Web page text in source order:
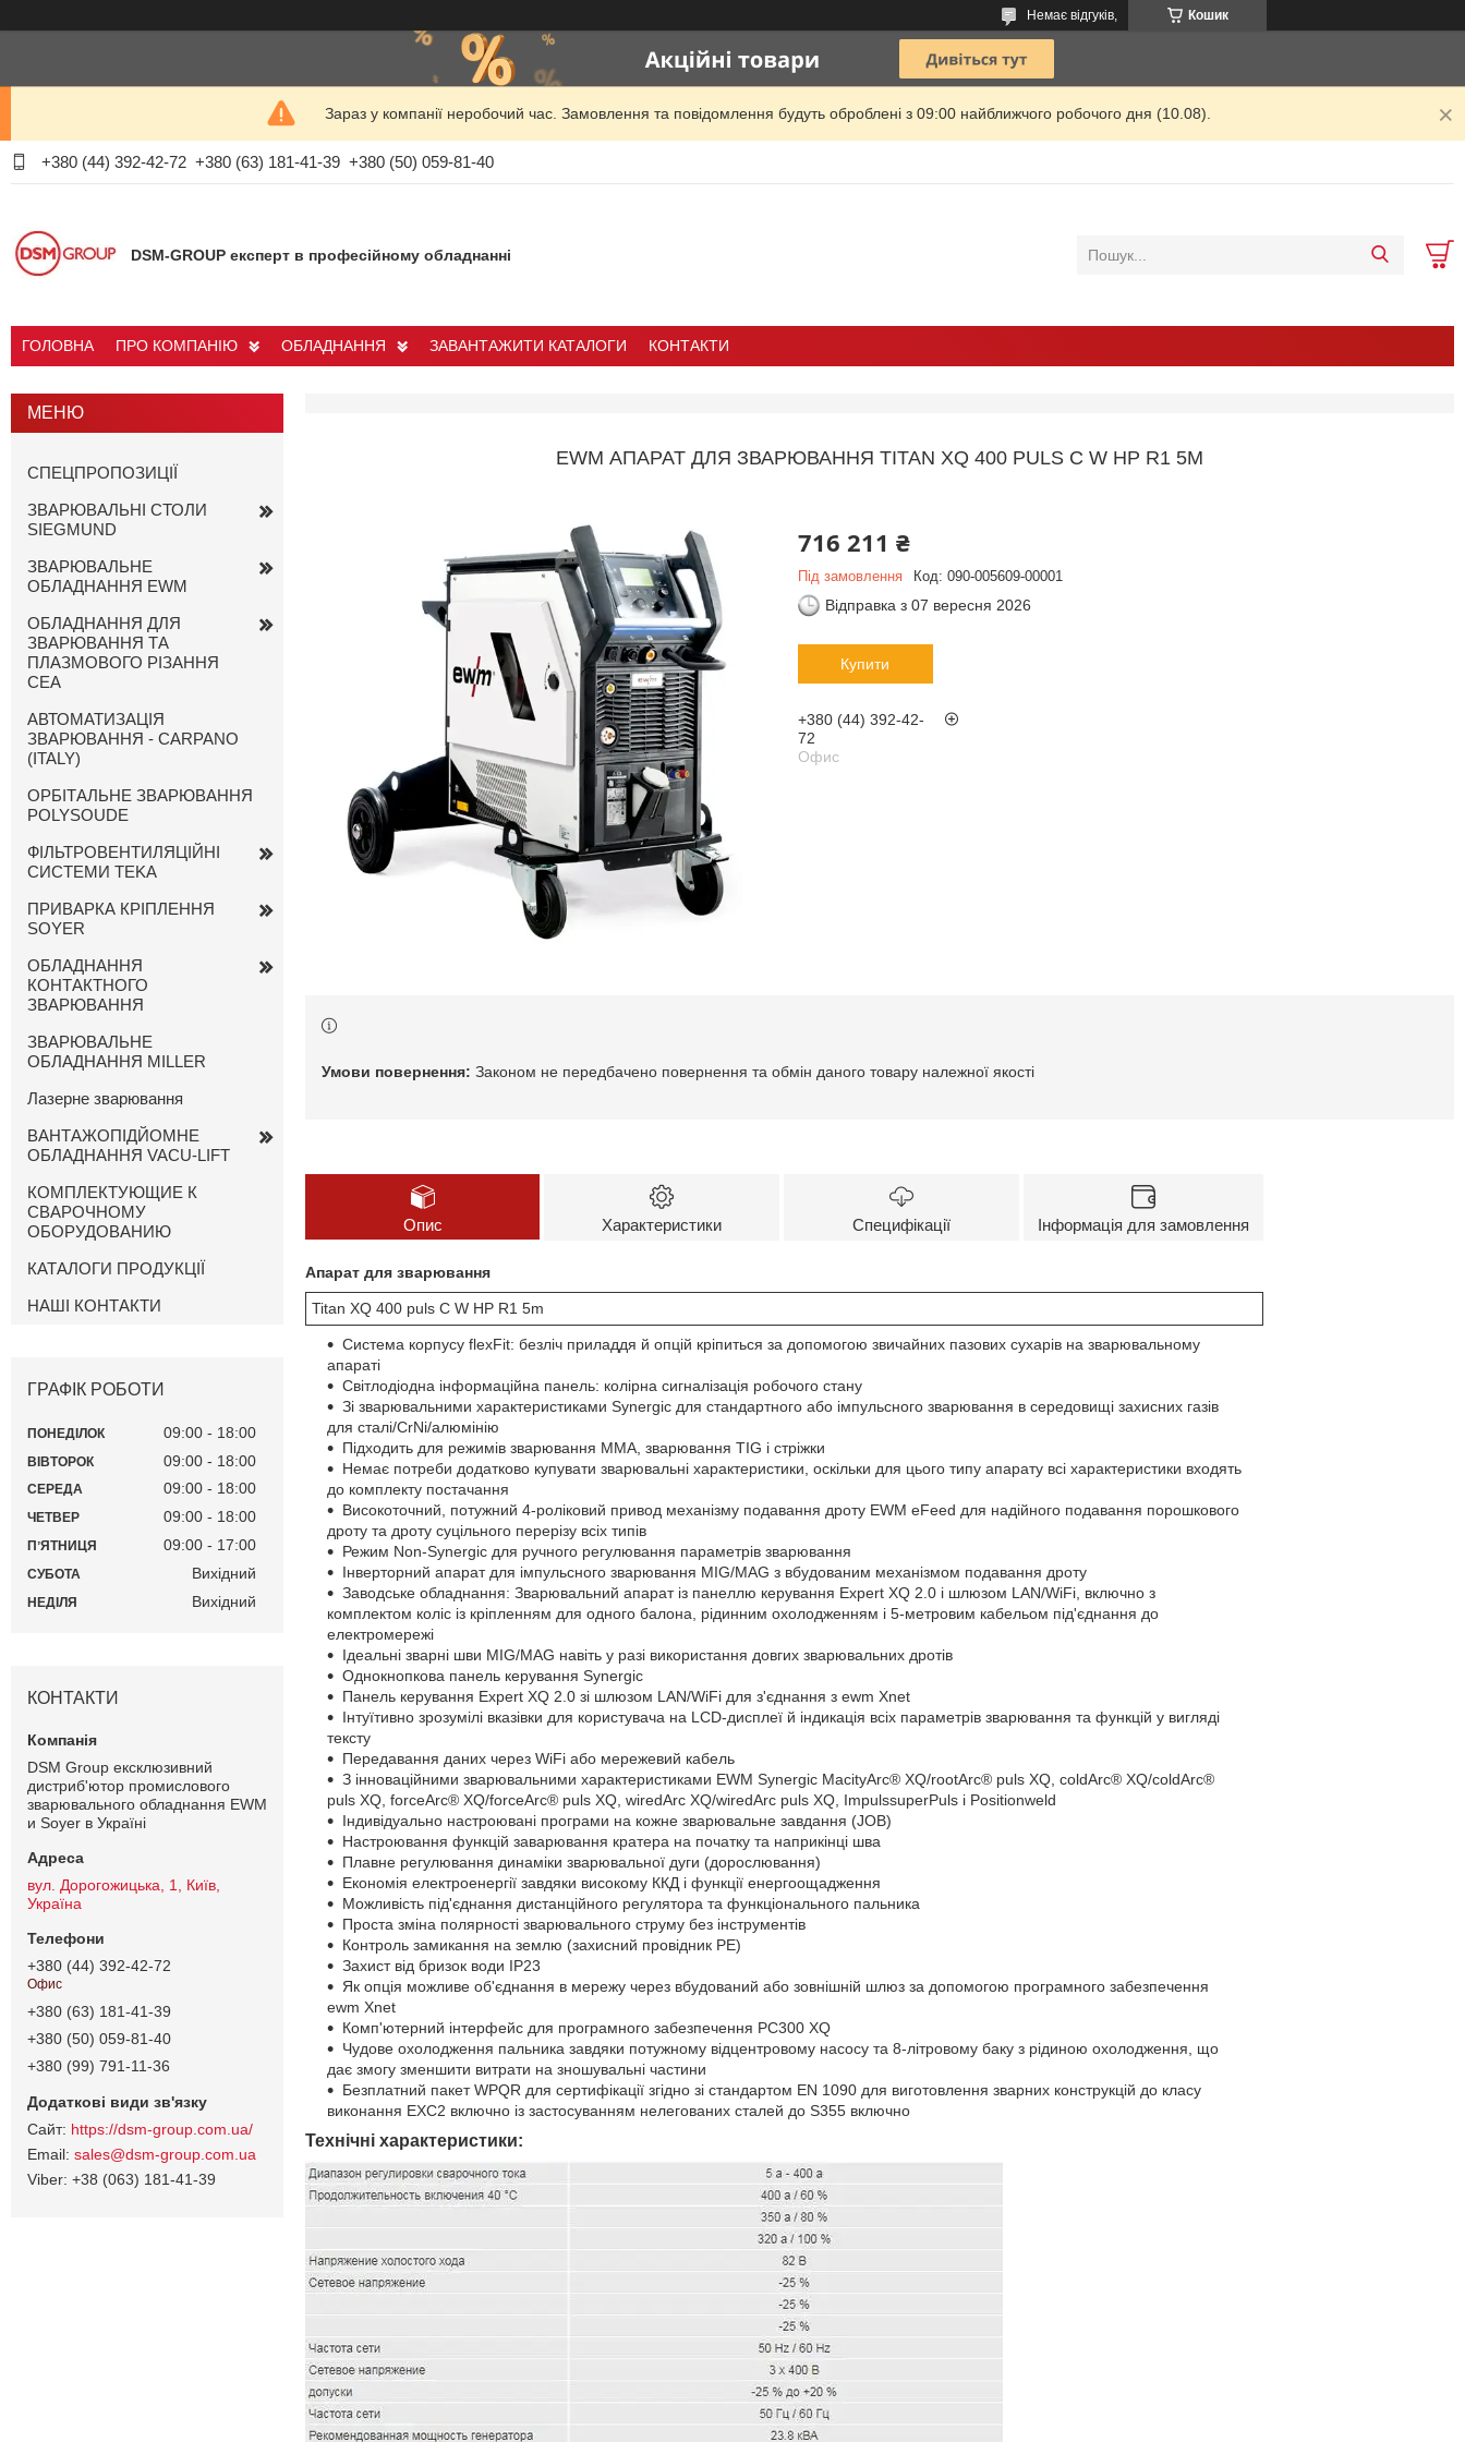
Кошик
Немає відгуків,
Зараз у компанії неробочий час. Замовлення та повідомлення будуть оброблені з 09:00 найближчого робочого дня (10.08).
+380 (44) 392-42-72 +380 (63) 181-41-39 +380 (50) 059-81-40
DSM-GROUP експерт в професійному обладнанні
ГОЛОВНА ПРО КОМПАНІЮ ОБЛАДНАННЯ ЗАВАНТАЖИТИ КАТАЛОГИ КОНТАКТИ
EWM АПАРАТ ДЛЯ ЗВАРЮВАННЯ TITAN XQ 400 PULS C W HP R1 5M
716 211 ₴
Під замовлення Код: 090-005609-00001
Відправка з 07 вересня 2026
Купити
+380 (44) 392-42-
72
Офис
Законом не передбачено повернення та обмін даного товару належної якості
Опис Характеристики Специфікації Інформація для замовлення
Апарат для зварювання
Titan XQ 400 puls C W HP R1 5m
Система корпусу flexFit: безліч приладдя й опцій кріпиться за допомогою звичайних пазових сухарів на зварювальному
апараті
Світлодіодна інформаційна панель: колірна сигналізація робочого стану
Зі зварювальними характеристиками Synergic для стандартного або імпульсного зварювання в середовищі захисних газів
для сталі/CrNi/алюмінію
Підходить для режимів зварювання ММА, зварювання TIG і стріжки
Немає потреби додатково купувати зварювальні характеристики, оскільки для цього типу апарату всі характеристики входять
до комплекту постачання
Високоточний, потужний 4-роліковий привод механізму подавання дроту EWM eFeed для надійного подавання порошкового
дроту та дроту суцільного перерізу всіх типів
Режим Non-Synergic для ручного регулювання параметрів зварювання
Інверторний апарат для імпульсного зварювання MIG/MAG з вбудованим механізмом подавання дроту
Заводське обладнання: Зварювальний апарат із панеллю керування Expert XQ 2.0 і шлюзом LAN/WiFi, включно з
комплектом коліс із кріпленням для одного балона, рідинним охолодженням і 5-метровим кабельом під'єднання до
електромережі
Ідеальні зварні шви MIG/MAG навіть у разі використання довгих зварювальних дротів
Однокнопкова панель керування Synergic
Панель керування Expert XQ 2.0 зі шлюзом LAN/WiFi для з'єднання з ewm Xnet
Інтуїтивно зрозумілі вказівки для користувача на LCD-дисплеї й індикація всіх параметрів зварювання та функцій у вигляді
тексту
Передавання даних через WiFi або мережевий кабель
З інноваційними зварювальними характеристиками EWM Synergic MacityArc® XQ/rootArc® puls XQ, coldArc® XQ/coldArc®
puls XQ, forceArc® XQ/forceArc® puls XQ, wiredArc XQ/wiredArc puls XQ, ImpulssuperPuls і Positionweld
Індивідуально настроювані програми на кожне зварювальне завдання (JOB)
Настроювання функцій заварювання кратера на початку та наприкінці шва
Плавне регулювання динаміки зварювальної дуги (дорослювання)
Економія електроенергії завдяки високому ККД і функції енергоощадження
Можливість під'єднання дистанційного регулятора та функціонального пальника
Проста зміна полярності зварювального струму без інструментів
Контроль замикання на землю (захисний провідник PE)
Захист від бризок води IP23
Як опція можливе об'єднання в мережу через вбудований або зовнішній шлюз за допомогою програмного забезпечення
ewm Xnet
Комп'ютерний інтерфейс для програмного забезпечення PC300 XQ
Чудове охолодження пальника завдяки потужному відцентровому насосу та 8-літровому баку з рідиною охолодження, що
дає змогу зменшити витрати на зношувальні частини
Безплатний пакет WPQR для сертифікації згідно зі стандартом EN 1090 для виготовлення зварних конструкцій до класу
виконання EXC2 включно із застосуванням нелегованих сталей до S355 включно
Технічні характеристики:
СПЕЦПРОПОЗИЦІЇ
ЗВАРЮВАЛЬНІ СТОЛИ
SIEGMUND
ЗВАРЮВАЛЬНЕ
ОБЛАДНАННЯ EWM
ОБЛАДНАННЯ ДЛЯ
ЗВАРЮВАННЯ ТА
ПЛАЗМОВОГО РІЗАННЯ
CEA
АВТОМАТИЗАЦІЯ
ЗВАРЮВАННЯ - CARPANO
(ITALY)
ОРБІТАЛЬНЕ ЗВАРЮВАННЯ
POLYSOUDE
ФІЛЬТРОВЕНТИЛЯЦІЙНІ
СИСТЕМИ TEKA
ПРИВАРКА КРІПЛЕННЯ
SOYER
ОБЛАДНАННЯ
КОНТАКТНОГО
ЗВАРЮВАННЯ
ЗВАРЮВАЛЬНЕ
ОБЛАДНАННЯ MILLER
Лазерне зварювання
ВАНТАЖОПІДЙОМНЕ
ОБЛАДНАННЯ VACU-LIFT
КОМПЛЕКТУЮЩИЕ К
СВАРОЧНОМУ
ОБОРУДОВАНИЮ
КАТАЛОГИ ПРОДУКЦІЇ
НАШІ КОНТАКТИ
ГРАФІК РОБОТИ
ПОНЕДІЛОК 09:00 18:00
ВІВТОРОК 09:00 18:00
СЕРЕДА 09:00 18:00
ЧЕТВЕР 09:00 18:00
ПʼЯТНИЦЯ 09:00 17:00
СУБОТА Вихідний
НЕДІЛЯ Вихідний
КОНТАКТИ
DSM Group ексклюзивний
дистриб'ютор промислового
зварювального обладнання EWM
и Soyer в Україні
вул. Дорогожицька, 1, Київ,
Україна
+380 (44) 392-42-72
Офис
+380 (63) 181-41-39
+380 (50) 059-81-40
+380 (99) 791-11-36
https://dsm-group.com.ua/
sales@dsm-group.com.ua
+38 (063) 181-41-39